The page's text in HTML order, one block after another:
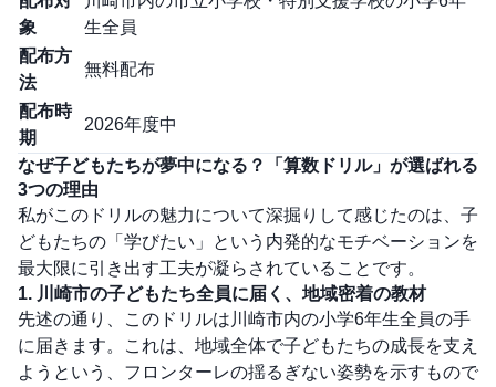
象
生全員
配布方
法
無料配布
配布時
期
2026年度中
なぜ子どもたちが夢中になる？「算数ドリル」が選ばれる
3つの理由
私がこのドリルの魅力について深掘りして感じたのは、子
どもたちの「学びたい」という内発的なモチベーションを
最大限に引き出す工夫が凝らされていることです。
1. 川崎市の子どもたち全員に届く、地域密着の教材
先述の通り、このドリルは川崎市内の小学6年生全員の手
に届きます。これは、地域全体で子どもたちの成長を支え
ようという、フロンターレの揺るぎない姿勢を示すもので